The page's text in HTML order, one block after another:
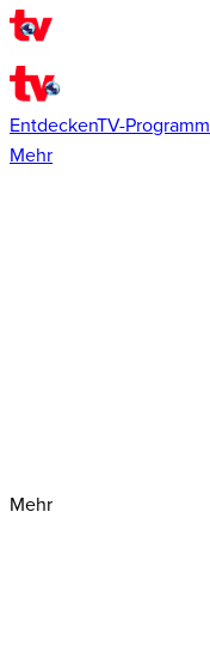
EntdeckenTV-Programm
Mehr
Mehr